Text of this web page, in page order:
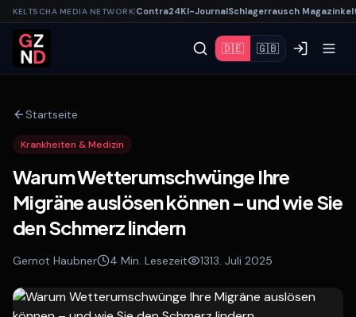
KELTSCHA MEDIA NETWORK|Contra24KI-JournalSchlagerrausch Magazin
🇩🇪 🇬🇧
Startseite
Krankheiten & Medizin
Warum Wetterumschwünge Ihre
Migräne auslösen können – und wie Sie
den Schmerz lindern
Gernot Haubner 4 Min. Lesezeit 1313. Juli 2025